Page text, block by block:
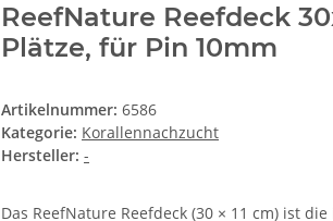
ReefNature Reefdeck
Plätze, für Pin 10mm
Artikelnummer: 6586
Kategorie: Korallennachzucht
Hersteller: -
Das ReefNature Reefdeck (30 × 11 cm) ist